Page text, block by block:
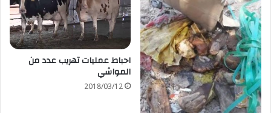
احباط عمليات تهريب عدد من
المواشي
2018/03/12